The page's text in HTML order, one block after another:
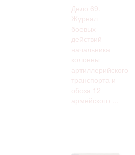
Дело 69.
Журнал
боевых
действий
начальника
колонны
артиллерийского
транспорта и
обоза 12
армейского ...